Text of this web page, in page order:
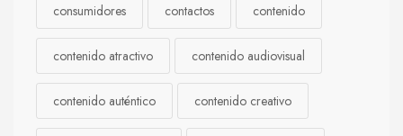
consumidores contactos contenido
contenido atractivo contenido audiovisual
contenido auténtico contenido creativo